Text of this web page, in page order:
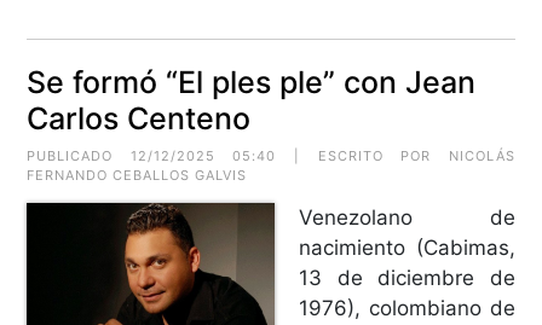
Se formó “El ples ple” con Jean
Carlos Centeno
PUBLICADO 12/12/2025 05:40 | ESCRITO POR NICOLÁS
FERNANDO CEBALLOS GALVIS
Venezolano de
nacimiento (Cabimas,
13 de diciembre de
1976), colombiano de